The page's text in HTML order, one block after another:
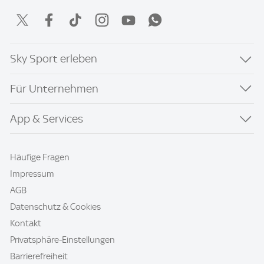
Sky Sport erleben
Für Unternehmen
App & Services
Häufige Fragen
Impressum
AGB
Datenschutz & Cookies
Kontakt
Privatsphäre-Einstellungen
Barrierefreiheit